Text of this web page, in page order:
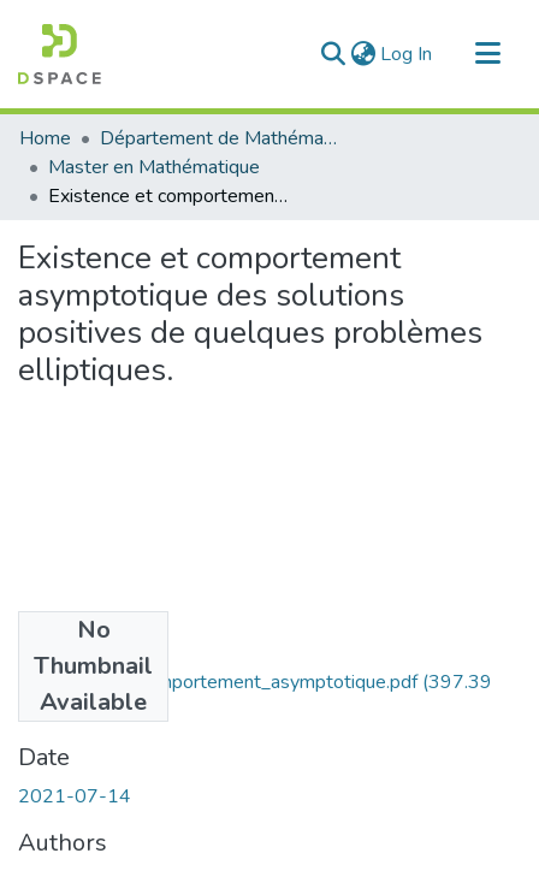
Log In (current)
Communities & Collections
All of DSpace
Statistics
Home
Département de Mathématique
Master en Mathématique
Existence et comportement asymptotique des solutions positives de quelques problèmes elliptiques.
Existence et comportement
asymptotique des solutions
positives de quelques problèmes
elliptiques.
No
Thumbnail
Available
Existence_et_comportement_asymptotique.pdf(397.39
KB)
Date
2021-07-14
Authors